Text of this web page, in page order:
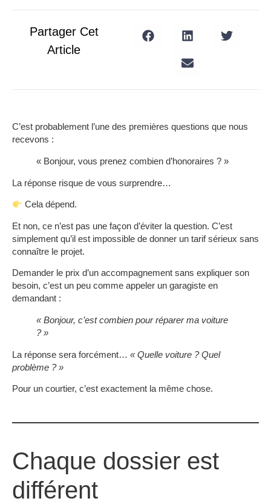
Partager Cet
Article
C’est probablement l’une des premières questions que nous
recevons :
« Bonjour, vous prenez combien d’honoraires ? »
La réponse risque de vous surprendre…
Cela dépend.
Et non, ce n’est pas une façon d’éviter la question. C’est
simplement qu’il est impossible de donner un tarif sérieux sans
connaître le projet.
Demander le prix d’un accompagnement sans expliquer son
besoin, c’est un peu comme appeler un garagiste en
demandant :
« Bonjour, c’est combien pour réparer ma voiture
? »
La réponse sera forcément… « Quelle voiture ? Quel
problème ? »
Pour un courtier, c’est exactement la même chose.
Chaque dossier est
différent